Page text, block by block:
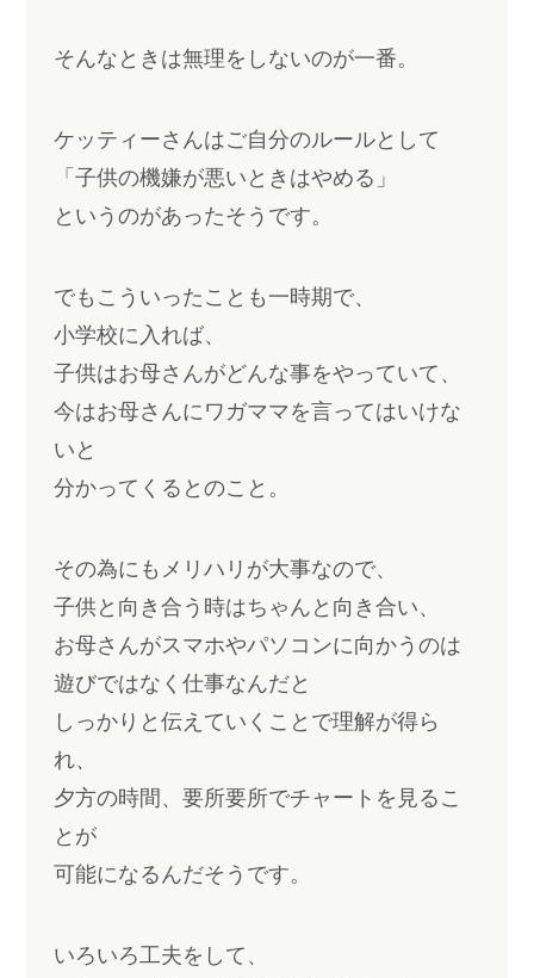
そんなときは無理をしないのが一番。
ケッティーさんはご自分のルールとして
「子供の機嫌が悪いときはやめる」
というのがあったそうです。
でもこういったことも一時期で、
小学校に入れば、
子供はお母さんがどんな事をやっていて、
今はお母さんにワガママを言ってはいけな
いと
分かってくるとのこと。
その為にもメリハリが大事なので、
子供と向き合う時はちゃんと向き合い、
お母さんがスマホやパソコンに向かうのは
遊びではなく仕事なんだと
しっかりと伝えていくことで理解が得ら
れ、
夕方の時間、要所要所でチャートを見るこ
とが
可能になるんだそうです。
いろいろ工夫をして、